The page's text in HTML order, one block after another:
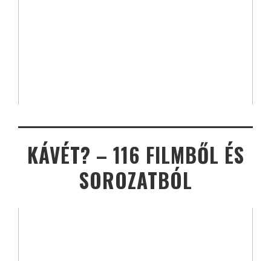
KÁVÉT? – 116 FILMBŐL ÉS
SOROZATBÓL